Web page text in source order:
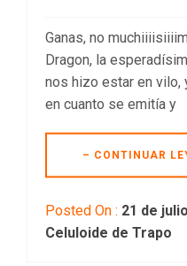
Ganas, no
Dragon, la
nos hizo estar en vilo,
en cuanto se emitía y
– CONTINUAR
Posted On : 21 de
Celuloide de Trapo